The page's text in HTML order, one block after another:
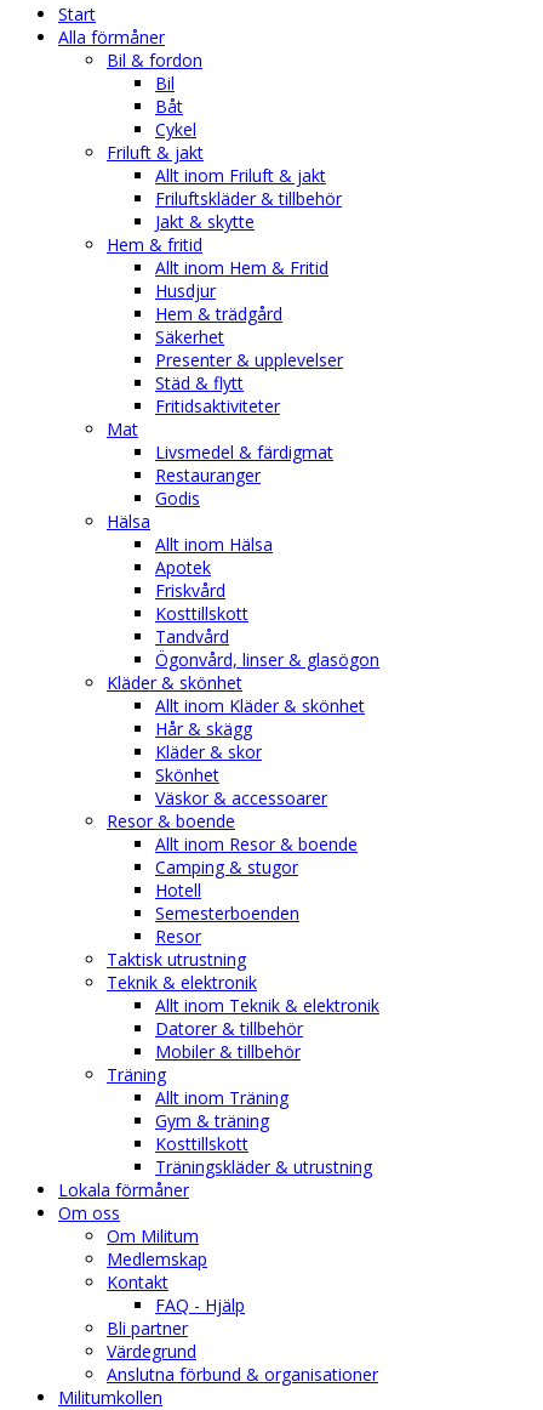
Start
Alla förmåner
Bil & fordon
Bil
Båt
Cykel
Friluft & jakt
Allt inom Friluft & jakt
Friluftskläder & tillbehör
Jakt & skytte
Hem & fritid
Allt inom Hem & Fritid
Husdjur
Hem & trädgård
Säkerhet
Presenter & upplevelser
Städ & flytt
Fritidsaktiviteter
Mat
Livsmedel & färdigmat
Restauranger
Godis
Hälsa
Allt inom Hälsa
Apotek
Friskvård
Kosttillskott
Tandvård
Ögonvård, linser & glasögon
Kläder & skönhet
Allt inom Kläder & skönhet
Hår & skägg
Kläder & skor
Skönhet
Väskor & accessoarer
Resor & boende
Allt inom Resor & boende
Camping & stugor
Hotell
Semesterboenden
Resor
Taktisk utrustning
Teknik & elektronik
Allt inom Teknik & elektronik
Datorer & tillbehör
Mobiler & tillbehör
Träning
Allt inom Träning
Gym & träning
Kosttillskott
Träningskläder & utrustning
Lokala förmåner
Om oss
Om Militum
Medlemskap
Kontakt
FAQ - Hjälp
Bli partner
Värdegrund
Anslutna förbund & organisationer
Militumkollen